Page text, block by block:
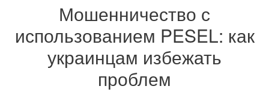
Мошенничество с
использованием PESEL: как
украинцам избежать
проблем